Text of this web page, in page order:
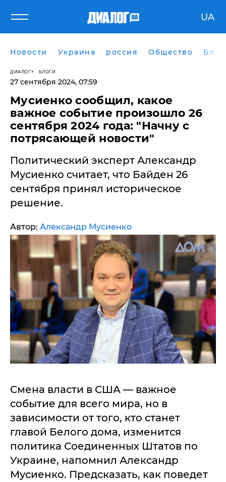
UA
Новости Украина россия Общество
ДИАЛОГ БЛОГИ
27 сентября 2024, 07:59
Мусиенко сообщил, какое
важное событие произошло 26
сентября 2024 года: "Начну с
потрясающей новости"
Политический эксперт Александр
Мусиенко считает, что Байден 26
сентября принял историческое
решение.
Автор: Александр Мусиенко
Смена власти в США — важное
событие для всего мира, но в
зависимости от того, кто станет
главой Белого дома, изменится
политика Соединенных Штатов по
Украине, напомнил Александр
Мусиенко. Предсказать, как поведет